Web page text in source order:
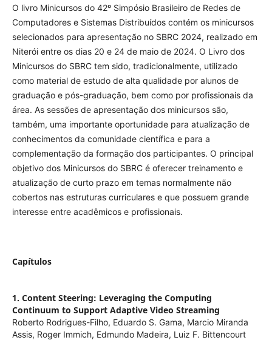
O livro Minicursos do 42º Simpósio Brasileiro de Redes de
Computadores e Sistemas Distribuídos contém os minicursos
selecionados para apresentação no SBRC 2024, realizado em
Niterói entre os dias 20 e 24 de maio de 2024. O Livro dos
Minicursos do SBRC tem sido, tradicionalmente, utilizado
como material de estudo de alta qualidade por alunos de
graduação e pós-graduação, bem como por profissionais da
área. As sessões de apresentação dos minicursos são,
também, uma importante oportunidade para atualização de
conhecimentos da comunidade científica e para a
complementação da formação dos participantes. O principal
objetivo dos Minicursos do SBRC é oferecer treinamento e
atualização de curto prazo em temas normalmente não
cobertos nas estruturas curriculares e que possuem grande
interesse entre acadêmicos e profissionais.
Capítulos
1. Content Steering: Leveraging the Computing
Continuum to Support Adaptive Video Streaming
Roberto Rodrigues-Filho, Eduardo S. Gama, Marcio Miranda
Assis, Roger Immich, Edmundo Madeira, Luiz F. Bittencourt